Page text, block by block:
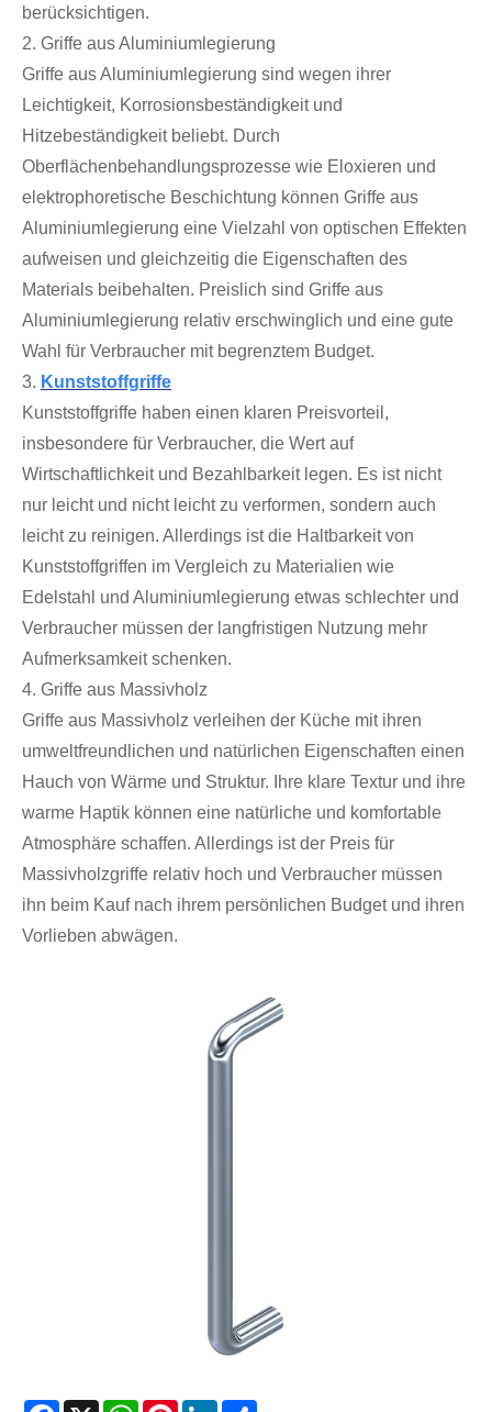
berücksichtigen.
2. Griffe aus Aluminiumlegierung
Griffe aus Aluminiumlegierung sind wegen ihrer
Leichtigkeit, Korrosionsbeständigkeit und
Hitzebeständigkeit beliebt. Durch
Oberflächenbehandlungsprozesse wie Eloxieren und
elektrophoretische Beschichtung können Griffe aus
Aluminiumlegierung eine Vielzahl von optischen Effekten
aufweisen und gleichzeitig die Eigenschaften des
Materials beibehalten. Preislich sind Griffe aus
Aluminiumlegierung relativ erschwinglich und eine gute
Wahl für Verbraucher mit begrenztem Budget.
3. Kunststoffgriffe
Kunststoffgriffe haben einen klaren Preisvorteil,
insbesondere für Verbraucher, die Wert auf
Wirtschaftlichkeit und Bezahlbarkeit legen. Es ist nicht
nur leicht und nicht leicht zu verformen, sondern auch
leicht zu reinigen. Allerdings ist die Haltbarkeit von
Kunststoffgriffen im Vergleich zu Materialien wie
Edelstahl und Aluminiumlegierung etwas schlechter und
Verbraucher müssen der langfristigen Nutzung mehr
Aufmerksamkeit schenken.
4. Griffe aus Massivholz
Griffe aus Massivholz verleihen der Küche mit ihren
umweltfreundlichen und natürlichen Eigenschaften einen
Hauch von Wärme und Struktur. Ihre klare Textur und ihre
warme Haptik können eine natürliche und komfortable
Atmosphäre schaffen. Allerdings ist der Preis für
Massivholzgriffe relativ hoch und Verbraucher müssen
ihn beim Kauf nach ihrem persönlichen Budget und ihren
Vorlieben abwägen.